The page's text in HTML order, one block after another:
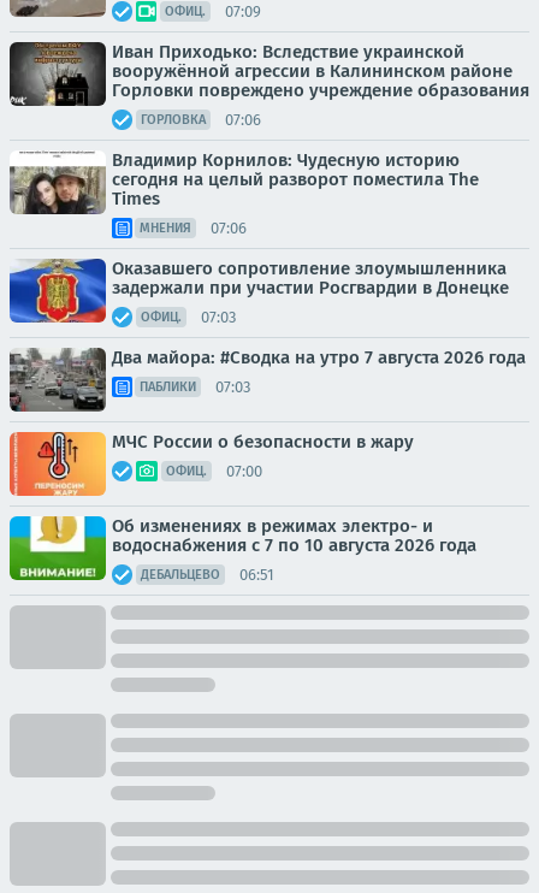
ОФИЦ. 07:09
Иван Приходько: Вследствие украинской
вооружённой агрессии в Калининском районе
Горловки повреждено учреждение образования
ГОРЛОВКА 07:06
Владимир Корнилов: Чудесную историю
сегодня на целый разворот поместила The
Times
МНЕНИЯ 07:06
Оказавшего сопротивление злоумышленника
задержали при участии Росгвардии в Донецке
ОФИЦ. 07:03
Два майора: #Сводка на утро 7 августа 2026 года
ПАБЛИКИ 07:03
МЧС России о безопасности в жару
ОФИЦ. 07:00
Об изменениях в режимах электро- и
водоснабжения с 7 по 10 августа 2026 года
ДЕБАЛЬЦЕВО 06:51